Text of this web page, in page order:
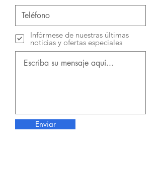
Infórmese de nuestras últimas
noticias y ofertas especiales
Enviar